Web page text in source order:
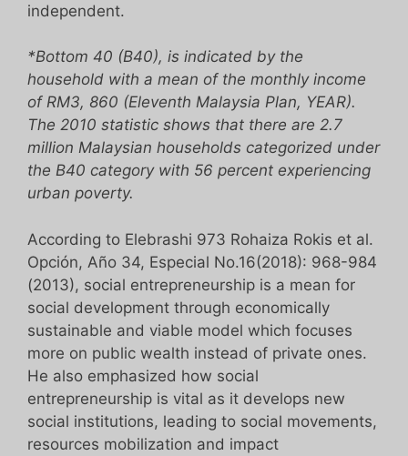
independent.
*Bottom 40 (B40), is indicated by the
household with a mean of the monthly income
of RM3, 860 (Eleventh Malaysia Plan, YEAR).
The 2010 statistic shows that there are 2.7
million Malaysian households categorized under
the B40 category with 56 percent experiencing
urban poverty.
According to Elebrashi 973 Rohaiza Rokis et al.
Opción, Año 34, Especial No.16(2018): 968-984
(2013), social entrepreneurship is a mean for
social development through economically
sustainable and viable model which focuses
more on public wealth instead of private ones.
He also emphasized how social
entrepreneurship is vital as it develops new
social institutions, leading to social movements,
resources mobilization and impact